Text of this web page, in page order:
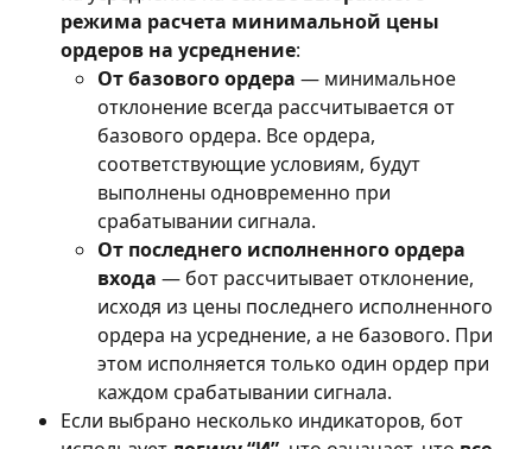
режима расчета минимальной цены
ордеров на усреднение:
От базового ордера — минимальное
отклонение всегда рассчитывается от
базового ордера. Все ордера,
соответствующие условиям, будут
выполнены одновременно при
срабатывании сигнала.
От последнего исполненного ордера
входа — бот рассчитывает отклонение,
исходя из цены последнего исполненного
ордера на усреднение, а не базового. При
этом исполняется только один ордер при
каждом срабатывании сигнала.
Если выбрано несколько индикаторов, бот